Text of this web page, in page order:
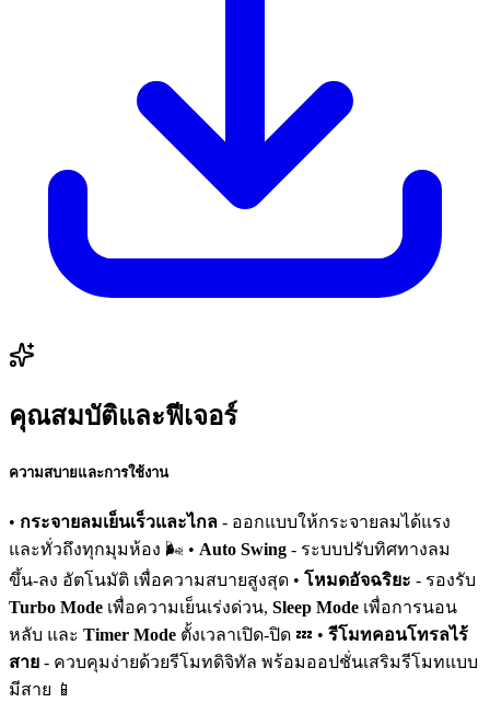
คุณสมบัติและฟีเจอร์
ความสบายและการใช้งาน
• กระจายลมเย็นเร็วและไกล - ออกแบบให้กระจายลมได้แรง
และทั่วถึงทุกมุมห้อง 🌬️ • Auto Swing - ระบบปรับทิศทางลม
ขึ้น-ลง อัตโนมัติ เพื่อความสบายสูงสุด • โหมดอัจฉริยะ - รองรับ
Turbo Mode เพื่อความเย็นเร่งด่วน, Sleep Mode เพื่อการนอน
หลับ และ Timer Mode ตั้งเวลาเปิด-ปิด 💤 • รีโมทคอนโทรลไร้
สาย - ควบคุมง่ายด้วยรีโมทดิจิทัล พร้อมออปชั่นเสริมรีโมทแบบ
มีสาย 📱